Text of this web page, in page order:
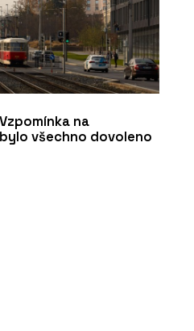
na
všechno dovoleno